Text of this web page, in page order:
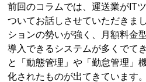
前回のコラムでは、運送業がIT
ついてお話しさせていただきま
ションの勢いが強く、月額料金
導入できるシステムが多くでて
と「動態管理」や「勤怠管理」
化されたものが出てきています